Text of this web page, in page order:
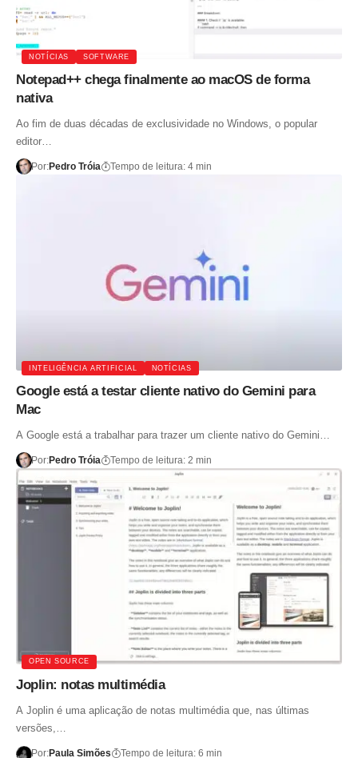
NOTÍCIAS SOFTWARE
Notepad++ chega finalmente ao macOS de forma
nativa
Ao fim de duas décadas de exclusividade no Windows, o popular
editor…
Por:Pedro Tróia Tempo de leitura: 4 min
INTELIGÊNCIA ARTIFICIAL NOTÍCIAS
Google está a testar cliente nativo do Gemini para
Mac
A Google está a trabalhar para trazer um cliente nativo do Gemini…
Por:Pedro Tróia Tempo de leitura: 2 min
OPEN SOURCE
Joplin: notas multimédia
A Joplin é uma aplicação de notas multimédia que, nas últimas
versões,…
Por:Paula Simões Tempo de leitura: 6 min